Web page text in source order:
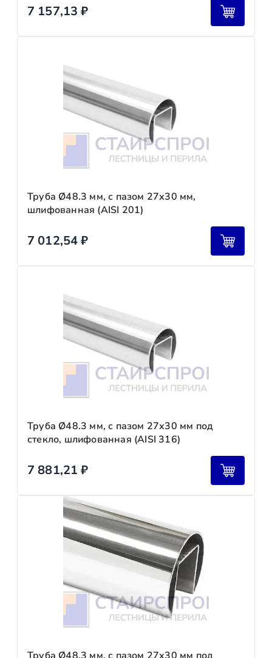
7 157,13₽
Труба Ø48.3 мм, с пазом 27х30 мм,
шлифованная (AISI 201)
7 012,54₽
Труба Ø48.3 мм, с пазом 27х30 мм под
стекло, шлифованная (AISI 316)
7 881,21₽